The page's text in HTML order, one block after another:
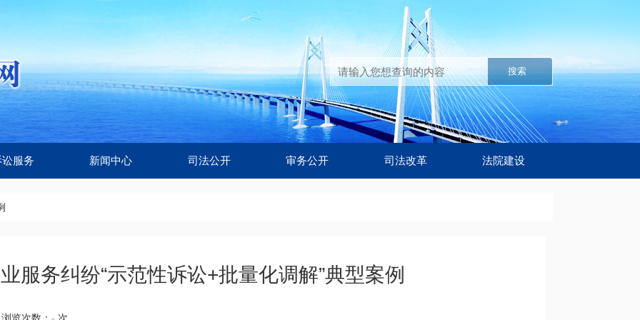
搜索
服务 新闻中心 司法公开 审务公开 司法改革 法院建设
服务纠纷“示范性诉讼+批量化调解”典型案例